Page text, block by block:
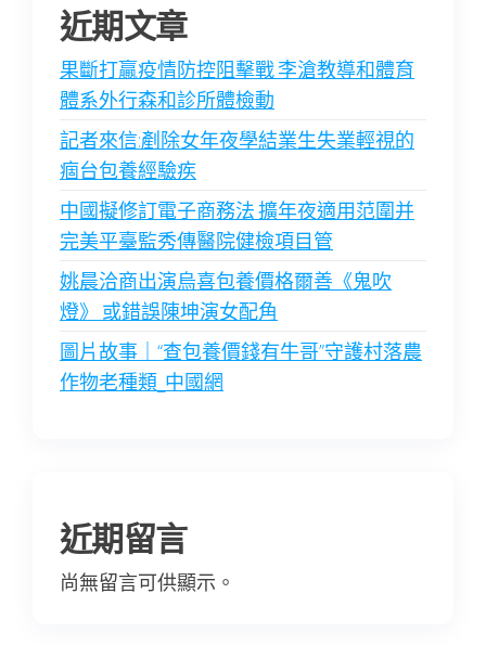
近期文章
果斷打贏疫情防控阻擊戰 李滄教導和體育
體系外行森和診所體檢動
記者來信:剷除女年夜學結業生失業輕視的
痼台包養經驗疾
中國擬修訂電子商務法 擴年夜適用范圍并
完美平臺監秀傳醫院健檢項目管
姚晨洽商出演烏喜包養價格爾善《鬼吹
燈》 或錯誤陳坤演女配角
圖片故事｜“查包養價錢有牛哥”守護村落農
作物老種類_中國網
近期留言
尚無留言可供顯示。